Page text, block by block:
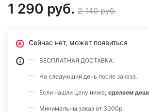
1 290 руб. 2 140 руб.
Сейчас нет, может появиться
БЕСПЛАТНАЯ ДОСТАВКА.
На следующий день после заказа.
Если нашли цену ниже, сделаем
Минимальны заказ от 3000р.